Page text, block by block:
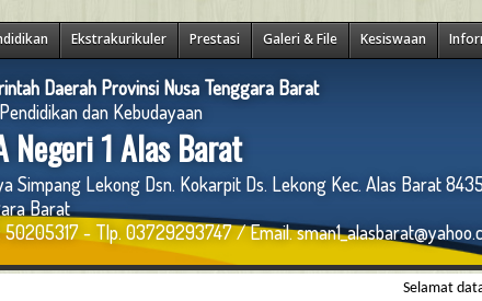
Ekstrakurikuler Prestasi Galeri & File Kesiswaan
Daerah Provinsi Nusa Tenggara Barat
dan Kebudayaan
Negeri 1 Alas Barat
Simpang Lekong Dsn. Kokarpit Ds. Lekong Kec. Alas Barat
Barat
50205317 - Tlp. 03729293747 / Email.
Selamat datang